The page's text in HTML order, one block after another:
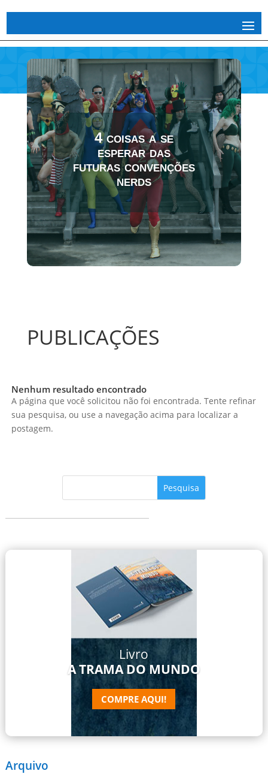
4 coisas a se
esperar das
futuras convenções
nerds
PUBLICAÇÕES
Nenhum resultado encontrado
A página que você solicitou não foi encontrada. Tente refinar
sua pesquisa, ou use a navegação acima para localizar a
postagem.
Livro
A TRAMA DO MUNDO
COMPRE AQUI!
Arquivo